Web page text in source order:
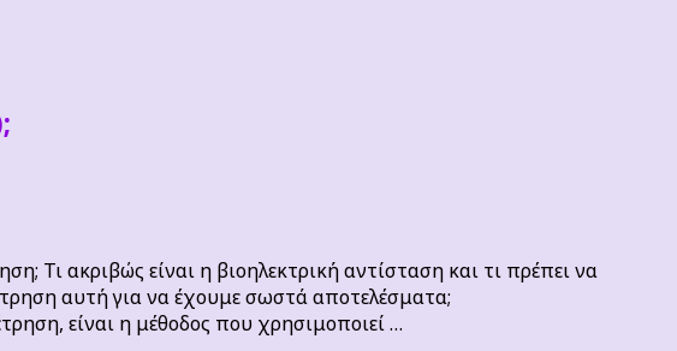
Τι ακριβώς είναι η βιοηλεκτρική αντίσταση και τι πρέπει να
αυτή για να έχουμε σωστά αποτελέσματα;
είναι η μέθοδος που χρησιμοποιεί …